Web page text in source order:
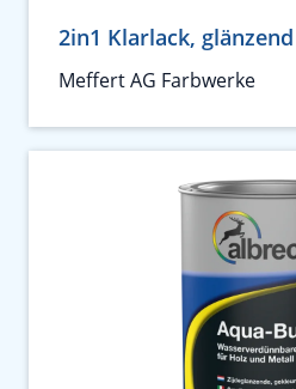
2in1 Klarlack, glänzend
Meffert AG Farbwerke